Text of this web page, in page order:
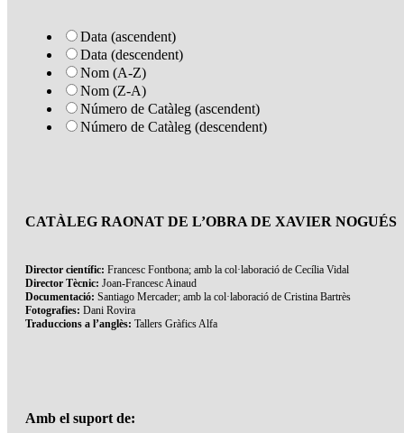
Data (ascendent)
Data (descendent)
Nom (A-Z)
Nom (Z-A)
Número de Catàleg (ascendent)
Número de Catàleg (descendent)
CATÀLEG RAONAT DE L’OBRA DE XAVIER NOGUÉS
Director científic: Francesc Fontbona; amb la col·laboració de Cecília Vidal
Director Tècnic: Joan-Francesc Ainaud
Documentació: Santiago Mercader; amb la col·laboració de Cristina Bartrès
Fotografies: Dani Rovira
Traduccions a l’anglès: Tallers Gràfics Alfa
Amb el suport de: